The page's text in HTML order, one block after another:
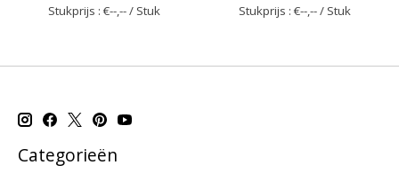
Stukprijs : €--,-- / Stuk Stukprijs : €--,-- / Stuk
Categorieën